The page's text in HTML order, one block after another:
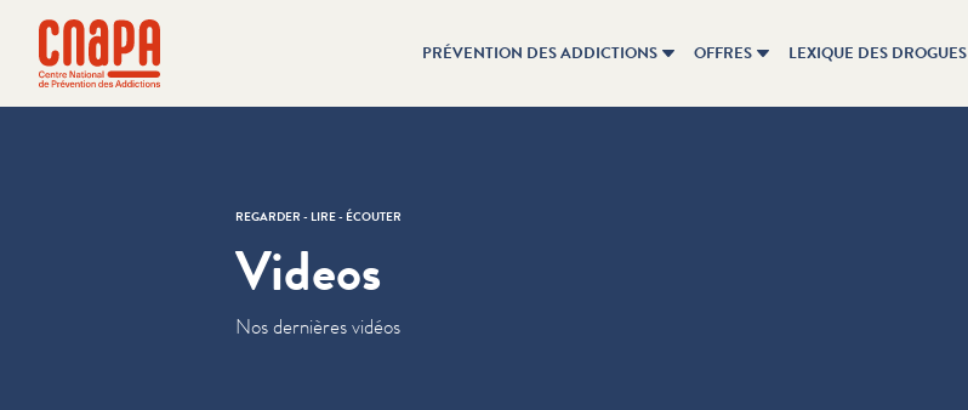
Passer directement au contenu
cnapa
PRÉVENTION DES ADDICTIONS OFFRES LEXIQUE DES DROGUES
REGARDER - LIRE - ÉCOUTER
Videos
Nos dernières vidéos
Panneau de gestion des cookies